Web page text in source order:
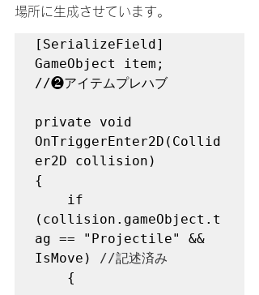
場所に生成させています。
[SerializeField]
GameObject item;
//❷アイテムプレハブ
private void
OnTriggerEnter2D(Collid
er2D collision)
{
(collision.gameObject.t
ag == "Projectile" &&
//記述済み